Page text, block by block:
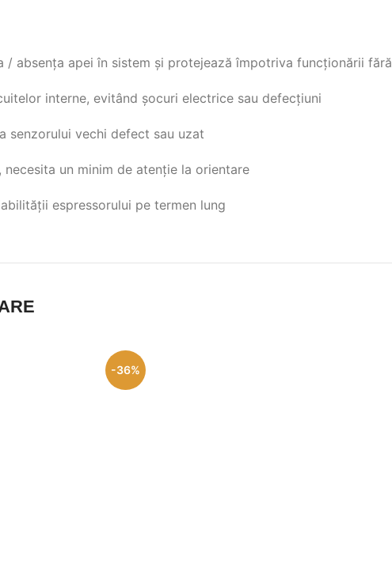
/ absența apei în sistem și protejează împotriva funcționării
interne, evitând șocuri electrice sau defecțiuni
senzorului vechi defect sau uzat
un minim de atenție la orientare
espressorului pe termen lung
-36%